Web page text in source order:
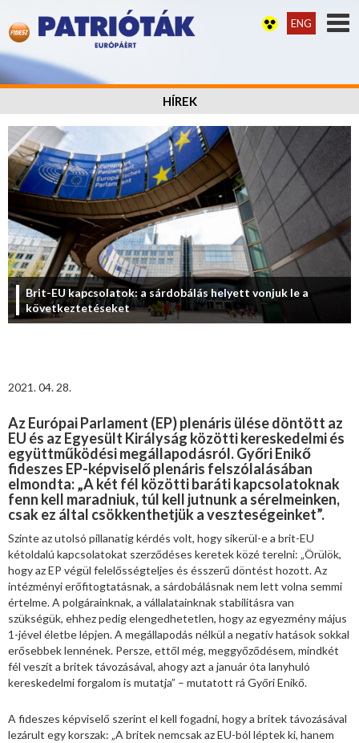
ENG
HÍREK
Brit-EU kapcsolatok: a sárdobálás helyett vonjuk le a
következtetéseket
2021. 04. 28.
Az Európai Parlament (EP) plenáris ülése döntött az
EU és az Egyesült Királyság közötti kereskedelmi és
együttműködési megállapodásról. Győri Enikő
fideszes EP-képviselő plenáris felszólalásában
elmondta: „A két fél közötti baráti kapcsolatoknak
fenn kell maradniuk, túl kell jutnunk a sérelmeinken,
csak ez által csökkenthetjük a veszteségeinket”.
Szinte az utolsó pillanatig kérdés volt, hogy sikerül-e a brit-EU
kétoldalú kapcsolatokat szerződéses keretek közé terelni: „Örülök,
hogy az EP végül felelősségteljes és ésszerű döntést hozott. Az
intézményi erőfitogtatásnak, a sárdobálásnak nem lett volna semmi
értelme. A polgárainknak, a vállalatainknak stabilitásra van
szükségük, ehhez pedig elengedhetetlen, hogy az egyezmény május
1-jével életbe lépjen. A megállapodás nélkül a negatív hatások sokkal
erősebbek lennének. Persze, ettől még, meggyőződésem, mindkét
fél veszít a britek távozásával, ahogy azt a január óta lanyhuló
kereskedelmi forgalom is mutatja” – mutatott rá Győri Enikő.
A fideszes képviselő szerint el kell fogadni, hogy a britek távozásával
lezárult egy korszak: „A britek nemcsak az EU-ból léptek ki, hanem